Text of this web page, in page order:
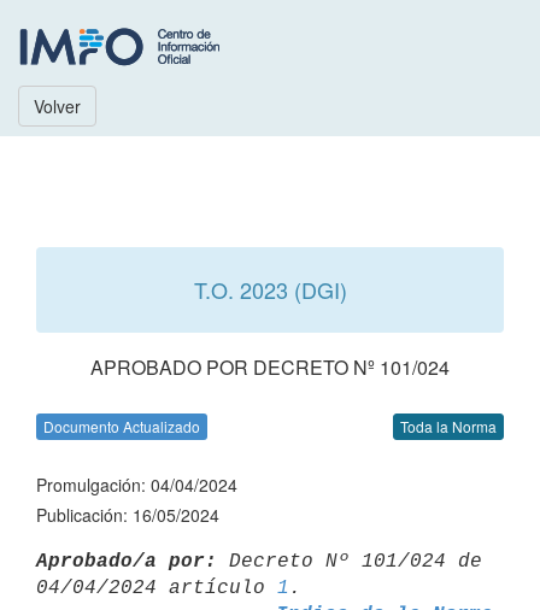
Volver
T.O. 2023 (DGI)
APROBADO POR DECRETO Nº 101/024
Documento Actualizado Toda la Norma
Promulgación: 04/04/2024
Publicación: 16/05/2024
Aprobado/a por:
Decreto Nº 101/024 de
04/04/2024 artículo 1